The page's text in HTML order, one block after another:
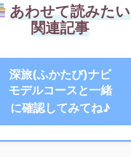
あわせて読みたい
関連記事
深旅(ふかたび)ナビ
モデルコースと一緒
に確認してみてね♪